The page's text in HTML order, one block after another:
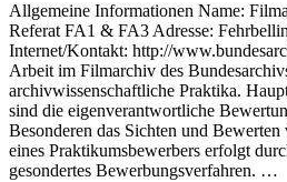
Allgemeine Informationen Name:
Referat FA1 & FA3 Adresse:
Internet/Kontakt: http://
Arbeit im Filmarchiv des
archivwissenschaftliche Praktika.
sind die eigenverantwortliche
Besonderen das Sichten und
eines Praktikumsbewerbers erfolgt
gesondertes Bewerbungsverfahren. …